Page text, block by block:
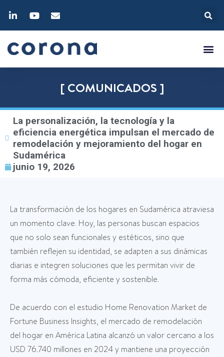
[ COMUNICADOS ]
La personalización, la tecnología y la
eficiencia energética impulsan el mercado de
remodelación y mejoramiento del hogar en
Sudamérica
junio 19, 2026
La transformación de los hogares en Sudamérica atraviesa
un momento clave. Hoy, las personas buscan espacios
que no solo sean funcionales y estéticos, sino que
también reflejen su identidad, se adapten a sus dinámicas
diarias e integren soluciones que les permitan vivir de
forma más cómoda, eficiente y sostenible.
De acuerdo con el estudio Home Renovation Market de
Fortune Business Insights, el mercado de remodelación
del hogar en América Latina alcanzó un valor cercano a los
USD 76.740 millones en 2024 y mantiene una proyección